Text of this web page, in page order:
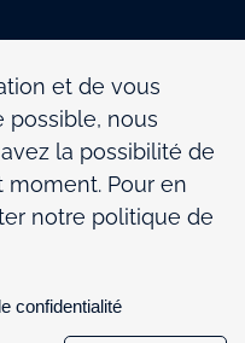
et de vous
possible, nous
la possibilité de
moment. Pour en
notre politique de
confidentialité